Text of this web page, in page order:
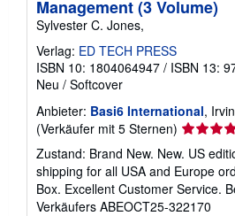
Management (3 Volume)
Sylvester C. Jones,
Verlag: ED TECH PRESS
ISBN 10: 1804064947 / ISBN 13:
Neu / Softcover
Anbieter: Basi6 International,
(Verkäufer mit 5 Sternen)
von
5
Sternen
Zustand: Brand New. New. US
shipping for all USA and Europe
Box. Excellent Customer Service.
Verkäufers ABEOCT25-322170